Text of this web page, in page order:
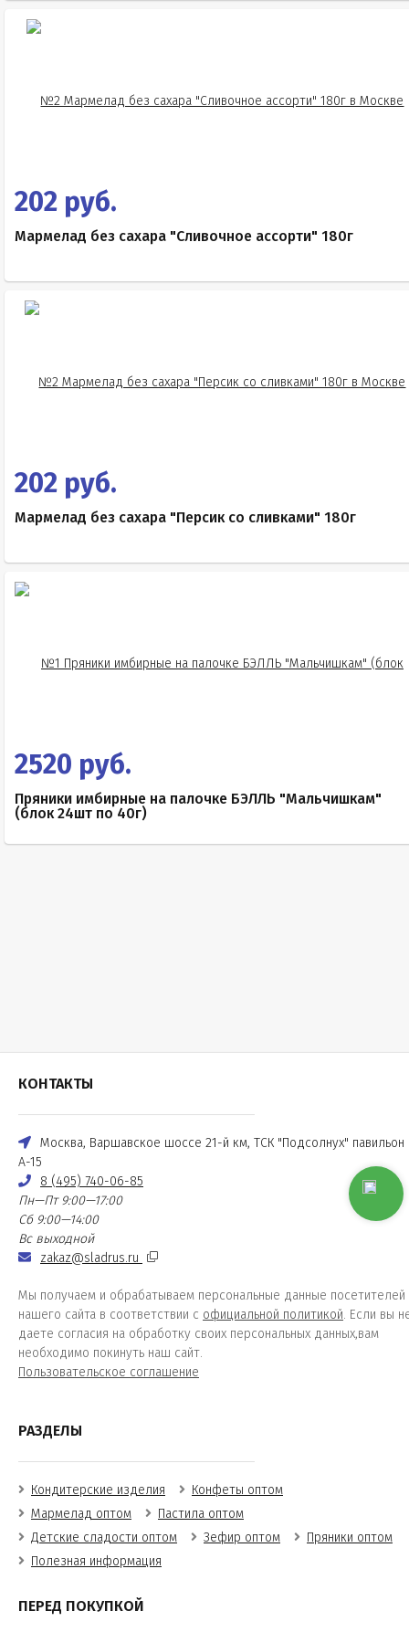
202 руб.
Мармелад без сахара "Сливочное ассорти" 180г
202 руб.
Мармелад без сахара "Персик со сливками" 180г
2520 руб.
Пряники имбирные на палочке БЭЛЛЬ "Мальчишкам"
(блок 24шт по 40г)
КОНТАКТЫ
Москва, Варшавское шоссе 21-й км, ТСК "Подсолнух" павильон
А-15
8 (495) 740-06-85
Пн—Пт 9:00—17:00
Сб 9:00—14:00
Вс выходной
zakaz@sladrus.ru
Мы получаем и обрабатываем персональные данные посетителей
нашего сайта в соответствии с официальной политикой. Если вы
даете согласия на обработку своих персональных данных,вам
необходимо покинуть наш сайт.
Пользовательское соглашение
РАЗДЕЛЫ
Кондитерские изделия
Конфеты оптом
Мармелад оптом
Пастила оптом
Детские сладости оптом
Зефир оптом
Пряники оптом
Полезная информация
ПЕРЕД ПОКУПКОЙ